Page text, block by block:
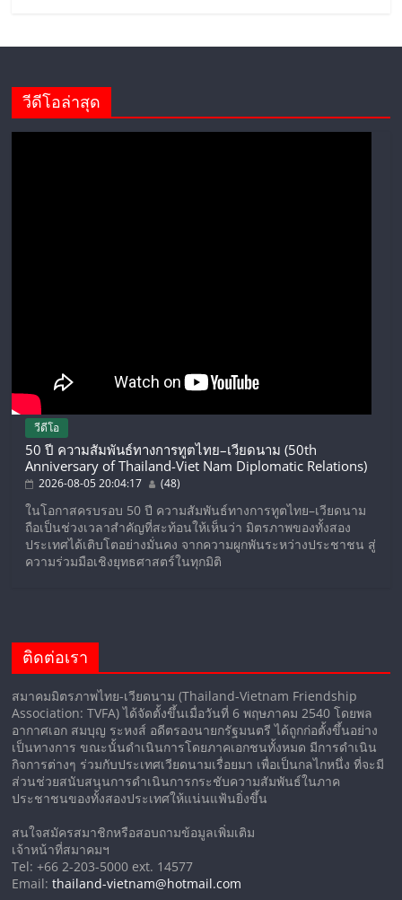
วีดีโอล่าสุด
วีดีโอ
50 ปี ความสัมพันธ์ทางการทูตไทย–เวียดนาม (50th
Anniversary of Thailand-Viet Nam Diplomatic Relations)
2026-08-05 20:04:17 (48)
ในโอกาสครบรอบ 50 ปี ความสัมพันธ์ทางการทูตไทย–เวียดนาม
ถือเป็นช่วงเวลาสำคัญที่สะท้อนให้เห็นว่า มิตรภาพของทั้งสอง
ประเทศได้เติบโตอย่างมั่นคง จากความผูกพันระหว่างประชาชน สู่
ความร่วมมือเชิงยุทธศาสตร์ในทุกมิติ
ติดต่อเรา
สมาคมมิตรภาพไทย-เวียดนาม (Thailand-Vietnam Friendship
Association: TVFA) ได้จัดตั้งขึ้นเมื่อวันที่ 6 พฤษภาคม 2540 โดยพล
อากาศเอก สมบุญ ระหงส์ อดีตรองนายกรัฐมนตรี ได้ถูกก่อตั้งขึ้นอย่าง
เป็นทางการ ขณะนั้นดำเนินการโดยภาคเอกชนทั้งหมด มีการดำเนิน
กิจการต่างๆ ร่วมกับประเทศเวียดนามเรื่อยมา เพื่อเป็นกลไกหนึ่ง ที่จะมี
ส่วนช่วยสนับสนุนการดำเนินการกระชับความสัมพันธ์ในภาค
ประชาชนของทั้งสองประเทศให้แน่นแฟ้นยิ่งขึ้น
สนใจสมัครสมาชิกหรือสอบถามข้อมูลเพิ่มเติม
เจ้าหน้าที่สมาคมฯ
Tel: +66 2-203-5000 ext. 14577
Email:thailand-vietnam@hotmail.com